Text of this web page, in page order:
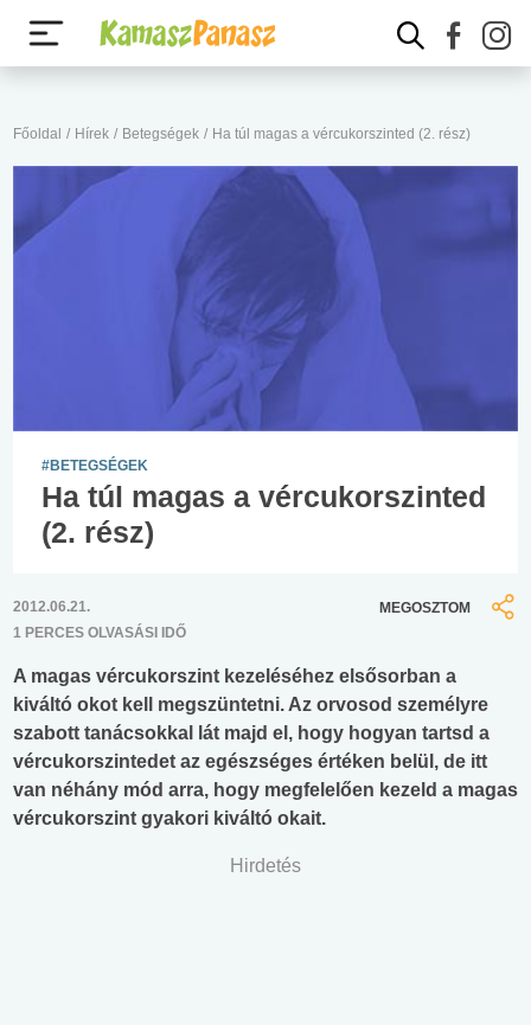
Főoldal / Hírek / Betegségek / Ha túl magas a vércukorszinted (2. rész)
#BETEGSÉGEK
Ha túl magas a vércukorszinted
(2. rész)
2012.06.21.
1 PERCES OLVASÁSI IDŐ
MEGOSZTOM
A magas vércukorszint kezeléséhez elsősorban a
kiváltó okot kell megszüntetni. Az orvosod személyre
szabott tanácsokkal lát majd el, hogy hogyan tartsd a
vércukorszintedet az egészséges értéken belül, de itt
van néhány mód arra, hogy megfelelően kezeld a magas
vércukorszint gyakori kiváltó okait.
Hirdetés